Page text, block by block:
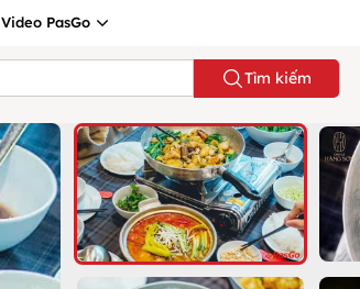
Video PasGo
Tìm kiếm